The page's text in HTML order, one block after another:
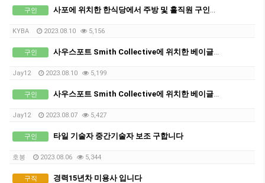
구인 사포에 위치한 한식당에서 주방 및 홀직원 구인합니다
KYBA 2023.08.10 5,156
구인 사우스포트 Smith Collective에 위치한 베이글 카페 O Bagel 에서 스태프 구인합니다.
Jay12 2023.08.10 5,199
구인 사우스포트 Smith Collective에 위치한 베이글 카페 O Bagel 에서 스태프 구인합니다.
Jay12 2023.08.07 5,427
구인 타일 기술자 중간기술자 보조 구합니다
호봉 2023.08.06 5,344
구직 경력15년차 미용사 입니다